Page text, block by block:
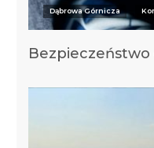
Dąbrowa Górnicza